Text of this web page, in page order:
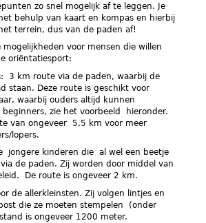
zo snel mogelijk af te leggen. Je
behulp van kaart en kompas en hierbij
terrein, dus van de paden af!
mogelijkheden voor mensen die willen
oriëntatiesport:
3 km route via de paden, waarbij de
staan. Deze route is geschikt voor
waarbij ouders altijd kunnen
beginners, zie het voorbeeld hieronder.
van ongeveer 5,5 km voor meer
lopers.
jongere kinderen die al wel een beetje
de paden. Zij worden door middel van
De route is ongeveer 2 km.
de allerkleinsten. Zij volgen lintjes en
die ze moeten stempelen (onder
is ongeveer 1200 meter.